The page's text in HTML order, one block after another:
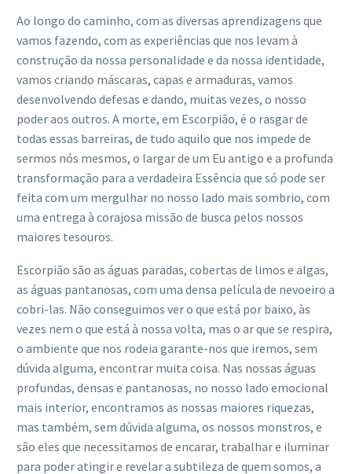
Ao longo do caminho, com as diversas aprendizagens que
vamos fazendo, com as experiências que nos levam à
construção da nossa personalidade e da nossa identidade,
vamos criando máscaras, capas e armaduras, vamos
desenvolvendo defesas e dando, muitas vezes, o nosso
poder aos outros. A morte, em Escorpião, é o rasgar de
todas essas barreiras, de tudo aquilo que nos impede de
sermos nós mesmos, o largar de um Eu antigo e a profunda
transformação para a verdadeira Essência que só pode ser
feita com um mergulhar no nosso lado mais sombrio, com
uma entrega à corajosa missão de busca pelos nossos
maiores tesouros.
Escorpião são as águas paradas, cobertas de limos e algas,
as águas pantanosas, com uma densa película de nevoeiro a
cobri-las. Não conseguimos ver o que está por baixo, às
vezes nem o que está à nossa volta, mas o ar que se respira,
o ambiente que nos rodeia garante-nos que iremos, sem
dúvida alguma, encontrar muita coisa. Nas nossas águas
profundas, densas e pantanosas, no nosso lado emocional
mais interior, encontramos as nossas maiores riquezas,
mas também, sem dúvida alguma, os nossos monstros, e
são eles que necessitamos de encarar, trabalhar e iluminar
para poder atingir e revelar a subtileza de quem somos, a